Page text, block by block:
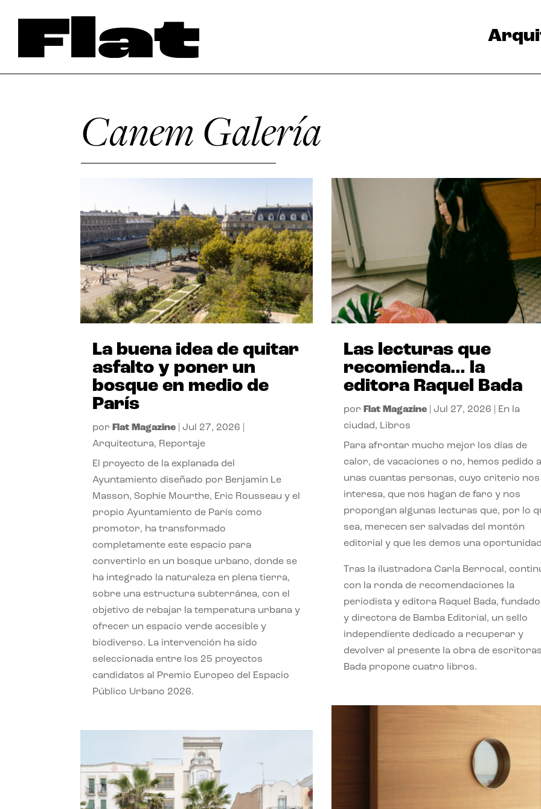
Canem Galería
La buena idea de quitar
asfalto y poner un
bosque en medio de
París
por Flat Magazine Jul 27, 2026
Arquitectura, Reportaje
El proyecto de la explanada del
Ayuntamiento diseñado por Benjamin Le
Masson, Sophie Mourthe, Eric Rousseau y el
propio Ayuntamiento de París como
promotor, ha transformado
completamente este espacio para
convertirlo en un bosque urbano, donde se
ha integrado la naturaleza en plena tierra,
sobre una estructura subterránea, con el
objetivo de rebajar la temperatura urbana y
ofrecer un espacio verde accesible y
biodiverso. La intervención ha sido
seleccionada entre los 25 proyectos
candidatos al Premio Europeo del Espacio
Público Urbano 2026.
Las lecturas que
recomienda… la
editora Raquel Bada
por Flat Magazine| Jul 27, 2026
En la
ciudad, Libros
Para afrontar mucho mejor los días de
calor, de vacaciones o no, hemos pedido a
unas cuantas personas, cuyo criterio nos
interesa, que nos hagan de faro y nos
propongan algunas lecturas que, por lo
sea, merecen ser salvadas del montón
editorial y que les demos una
Tras la ilustradora Carla Berrocal,
con la ronda de recomendaciones la
periodista y editora Raquel Bada,
y directora de Bamba Editorial, un sello
independiente dedicado a recuperar y
devolver al presente la obra de
Bada propone cuatro libros.